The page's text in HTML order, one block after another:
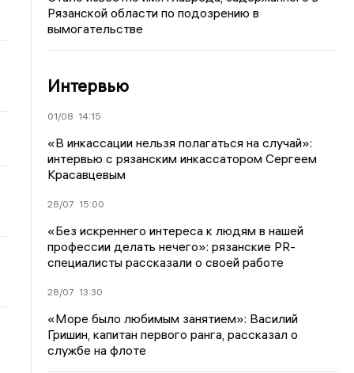
Рязанской области по подозрению в
вымогательстве
Интервью
01/08 14:15
«В инкассации нельзя полагаться на случай»:
интервью с рязанским инкассатором Сергеем
Красавцевым
28/07 15:00
«Без искреннего интереса к людям в нашей
профессии делать нечего»: рязанские PR-
специалисты рассказали о своей работе
28/07 13:30
«Море было любимым занятием»: Василий
Гришин, капитан первого ранга, рассказал о
службе на флоте